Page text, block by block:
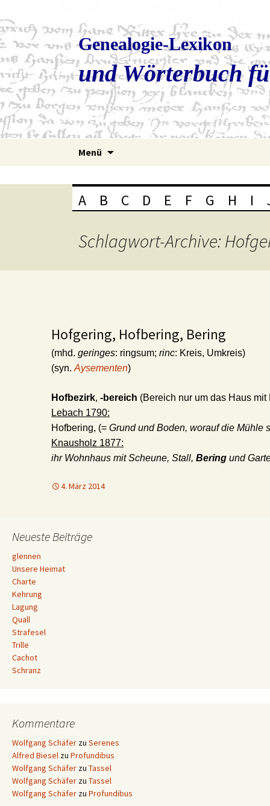
Genealogie-Lexikon
und Wörterbuch
Menü
A B C D E F G H I
Schlagwort-Archive:
Hofgering, Hofbering, Bering
(mhd. geringes: ringsum; rinc: Kreis, Umkreis)
(syn. Aysementen)
Hofbezirk, -bereich (Bereich nur um das Haus
Lebach 1790:
Hofbering, (= Grund und Boden, worauf die Mühle
Knausholz 1877:
ihr Wohnhaus mit Scheune, Stall, Bering und
4. März 2014
Neueste Beiträge
glennen
Unsere Heimat
Charte
Kehrung
Lagung
Quall
Strafesel
Trille
Cachot
Schranz
Kommentare
Wolfgang Schäfer zu Serenes
Alfred Biesel zu Profundibus
Wolfgang Schäfer zu Tassel
Wolfgang Schäfer zu Tassel
Wolfgang Schäfer zu Profundibus